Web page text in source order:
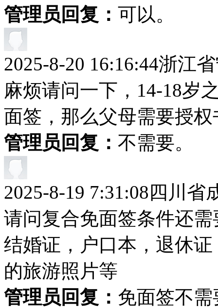
管理员回复： 可以。
2025-8-20 16:16:44浙江
麻烦请问一下，14-18岁
面签，那么父母需要授权
管理员回复： 不需要。
2025-8-19 7:31:08 四川省
请问复合免面签条件还
结婚证，户口本，退休
的旅游照片等
管理员回复： 免面签不